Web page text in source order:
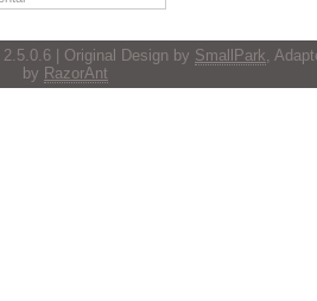
2.5.0.6 | Original Design by SmallPark,
by RazorAnt